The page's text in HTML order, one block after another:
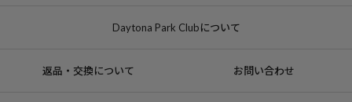
Daytona Park Clubについて
返品・交換について お問い合わせ